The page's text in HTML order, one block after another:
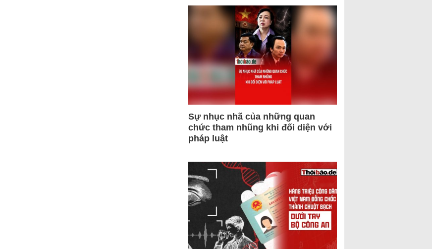
Sự nhục nhã của những quan
chức tham nhũng khi đối diện với
pháp luật